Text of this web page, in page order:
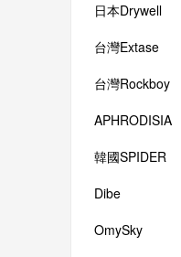
日本Drywell
台灣Extase
台灣Rockboy
APHRODISIA
韓國SPIDER
Dibe
OmySky